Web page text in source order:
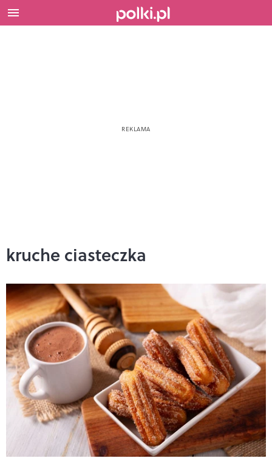
kruche ciasteczka